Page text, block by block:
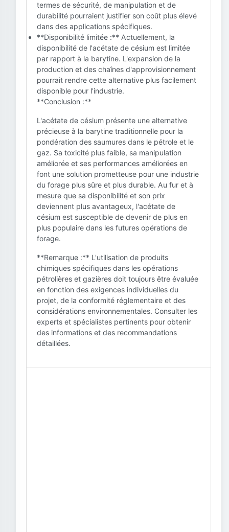
termes de sécurité, de manipulation et de
durabilité pourraient justifier son coût plus élevé
dans des applications spécifiques.
**Disponibilité limitée :** Actuellement, la
disponibilité de l'acétate de césium est limitée
par rapport à la barytine. L'expansion de la
production et des chaînes d'approvisionnement
pourrait rendre cette alternative plus facilement
disponible pour l'industrie.
**Conclusion :**
L'acétate de césium présente une alternative
précieuse à la barytine traditionnelle pour la
pondération des saumures dans le pétrole et le
gaz. Sa toxicité plus faible, sa manipulation
améliorée et ses performances améliorées en
font une solution prometteuse pour une industrie
du forage plus sûre et plus durable. Au fur et à
mesure que sa disponibilité et son prix
deviennent plus avantageux, l'acétate de
césium est susceptible de devenir de plus en
plus populaire dans les futures opérations de
forage.
**Remarque :** L'utilisation de produits
chimiques spécifiques dans les opérations
pétrolières et gazières doit toujours être évaluée
en fonction des exigences individuelles du
projet, de la conformité réglementaire et des
considérations environnementales. Consulter les
experts et spécialistes pertinents pour obtenir
des informations et des recommandations
détaillées.